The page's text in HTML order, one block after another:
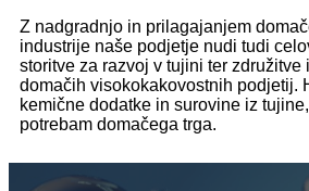
Z nadgradnjo in prilagajanjem
industrije naše podjetje nudi tudi
storitve za razvoj v tujini ter združitve
domačih visokokakovostnih podjetij.
kemične dodatke in surovine iz
potrebam domačega trga.